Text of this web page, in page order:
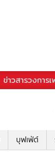
ข่าวสารวงการ
บุฟเฟ่ต์